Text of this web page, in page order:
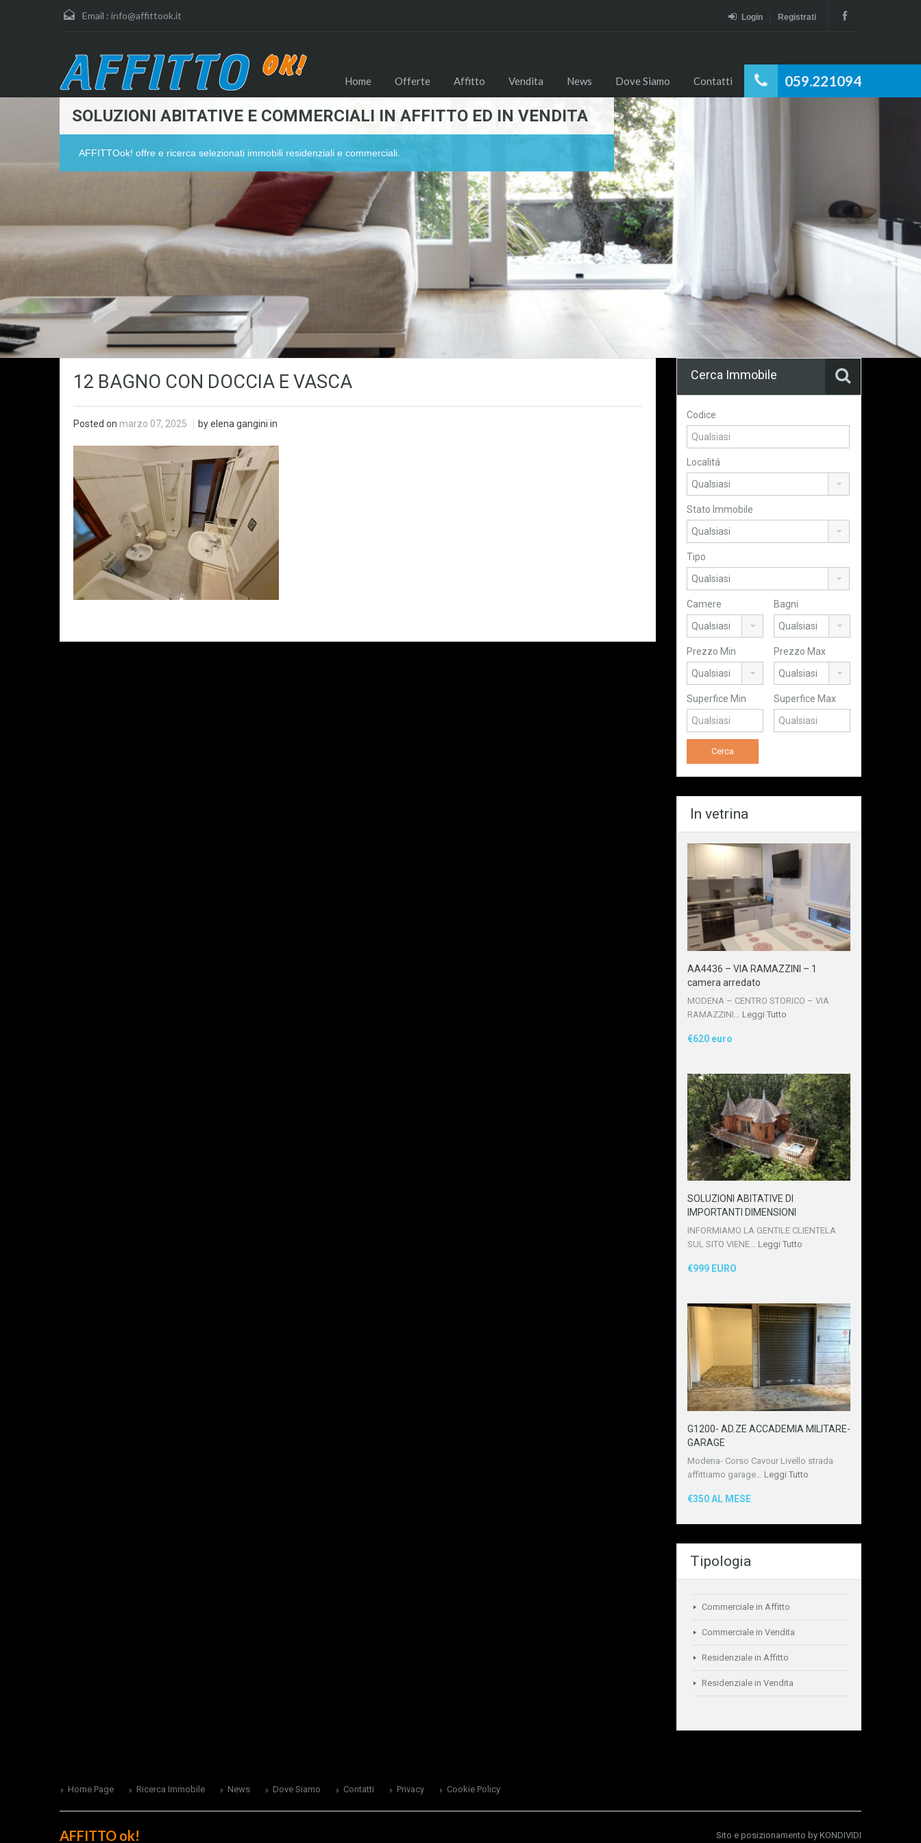
Email : info@affittook.it Login Registrati
059.221094
Home Offerte Affitto Vendita News Dove Siamo Contatti
SOLUZIONI ABITATIVE E COMMERCIALI IN AFFITTO ED IN VENDITA
AFFITTOok! offre e ricerca selezionati immobili residenziali e commerciali.
12 BAGNO CON DOCCIA E VASCA
Posted on marzo 07, 2025 by elena gangini in
Cerca Immobile
Codice
Localitá
Stato Immobile
Tipo
Camere Bagni
Prezzo Min Prezzo Max
Superfice Min Superfice Max
In vetrina
AA4436 – VIA RAMAZZINI – 1
camera arredato
MODENA – CENTRO STORICO – VIA
RAMAZZINI… Leggi Tutto
€620 euro
SOLUZIONI ABITATIVE DI
IMPORTANTI DIMENSIONI
INFORMIAMO LA GENTILE CLIENTELA
SUL SITO VIENE… Leggi Tutto
€999 EURO
G1200- AD.ZE ACCADEMIA MILITARE-
GARAGE
Modena- Corso Cavour Livello strada
affittiamo garage… Leggi Tutto
€350 AL MESE
Tipologia
Commerciale in Affitto
Commerciale in Vendita
Residenziale in Affitto
Residenziale in Vendita
Home Page Ricerca Immobile News Dove Siamo Contatti Privacy Cookie Policy
AFFITTO ok! Sito e posizionamento by KONDIVIDI